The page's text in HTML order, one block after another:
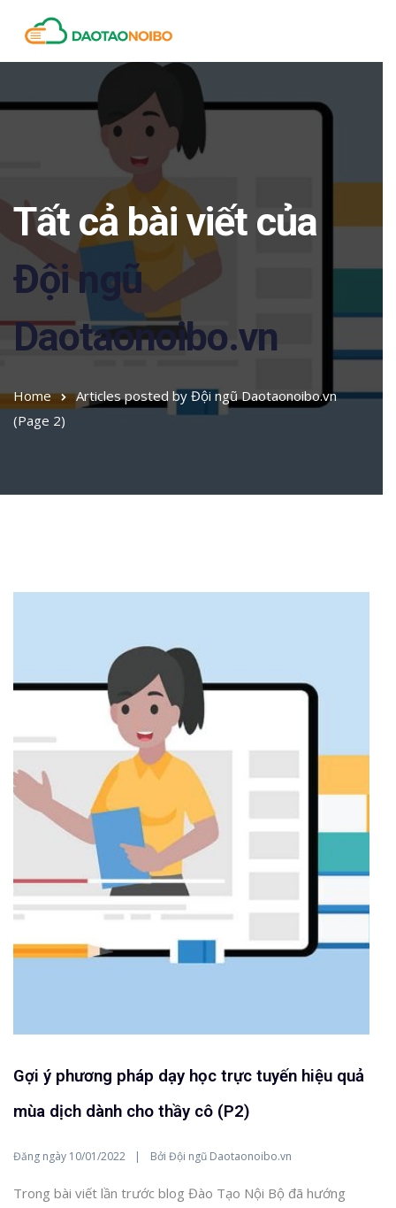
Tất cả bài viết của
Đội ngũ
Daotaonoibo.vn
Home
Articles posted by Đội ngũ Daotaonoibo.vn
(Page 2)
Gợi ý phương pháp dạy học trực tuyến hiệu quả
mùa dịch dành cho thầy cô (P2)
Đăng ngày 10/01/2022 Bởi Đội ngũ Daotaonoibo.vn
Trong bài viết lần trước blog Đào Tạo Nội Bộ đã hướng